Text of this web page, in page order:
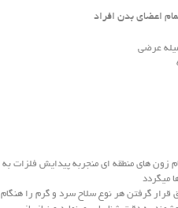
اعضای بدن افراد
عرضی
زون های منطقه ای منجربه پیدایش فلزات به
میگردد
قرار گرفتن هر نوع سلاح سرد و گرم را هنگام